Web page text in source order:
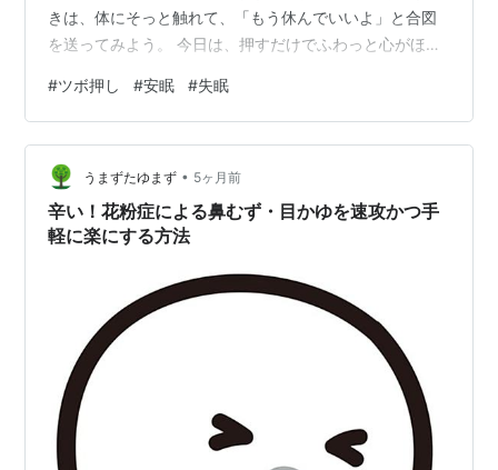
きは、体にそっと触れて、「もう休んでいいよ」と合図
を送ってみよう。 今日は、押すだけでふわっと心がほど
イッチは体のどこにある？🦶 なぜ「押すだけ」で眠気が
やってくるの？🧠 自律神経に届く、やさしい合図 今夜試
したい「安眠」と「失眠」のツボ✨ ① 眠れない夜の特効
穴「失眠（しつみん）」 ② ぐっすり眠れる「安眠（あ
んみん）」 ③ 手のひらで心を包む「労宮（ろうきゅ
う）」 …
#ツボ押し #安眠 #失眠
うまずたゆまず • 5ヶ月前
辛い！花粉症による鼻むず・目かゆを速攻かつ手
軽に楽にする方法